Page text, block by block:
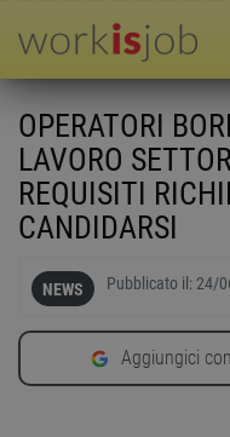
OPERATORI
LAVORO
REQUISITI
CANDIDARSI
NEWS Pubblicato il: 24/
Aggiungici